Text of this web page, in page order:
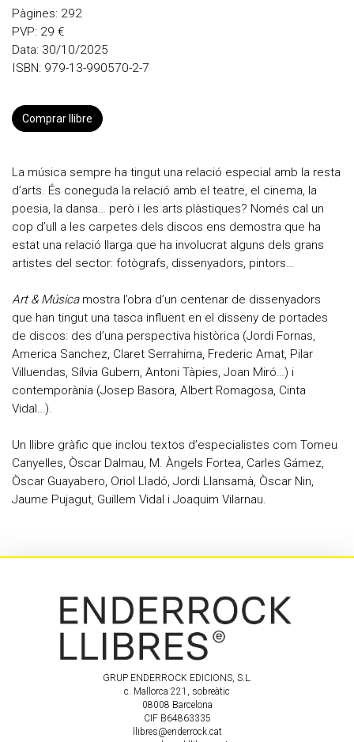
Pàgines: 292
PVP: 29 €
Data: 30/10/2025
ISBN: 979-13-990570-2-7
Comprar llibre
La música sempre ha tingut una relació especial amb la resta
d’arts. És coneguda la relació amb el teatre, el cinema, la
poesia, la dansa… però i les arts plàstiques? Només cal un
cop d’ull a les carpetes dels discos ens demostra que ha
estat una relació llarga que ha involucrat alguns dels grans
artistes del sector: fotògrafs, dissenyadors, pintors…
Art & Músicamostra l’obra d’un centenar de dissenyadors
que han tingut una tasca influent en el disseny de portades
de discos: des d’una perspectiva històrica (Jordi Fornas,
America Sanchez, Claret Serrahima, Frederic Amat, Pilar
Villuendas, Sílvia Gubern, Antoni Tàpies, Joan Miró…) i
contemporània (Josep Basora, Albert Romagosa, Cinta
Vidal…).
Un llibre gràfic que inclou textos d’especialistes com Tomeu
Canyelles, Òscar Dalmau, M. Àngels Fortea, Carles Gámez,
Òscar Guayabero, Oriol Lladó, Jordi Llansamà, Òscar Nin,
Jaume Pujagut, Guillem Vidal i Joaquim Vilarnau.
GRUP ENDERROCK EDICIONS, S.L.
c. Mallorca 221, sobreàtic
08008 Barcelona
CIF B64863335
llibres@enderrock.cat